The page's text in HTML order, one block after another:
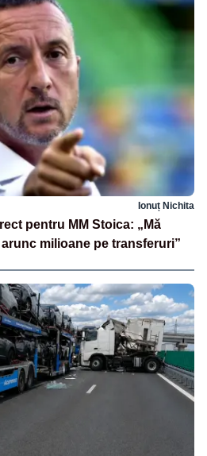
Ionuț Nichita
pentru MM Stoica: „Mă
milioane pe transferuri”